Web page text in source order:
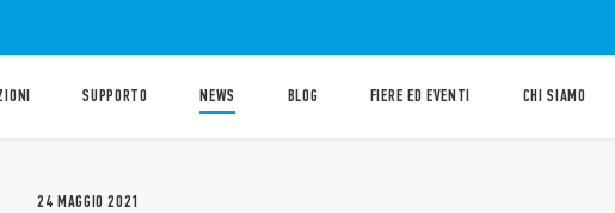
SUPPORTO NEWS BLOG FIERE ED EVENTI CHI SIAMO
24 MAGGIO 2021